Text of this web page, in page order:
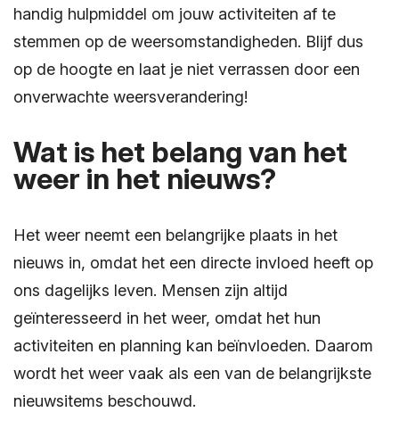
handig hulpmiddel om jouw activiteiten af te
stemmen op de weersomstandigheden. Blijf dus
op de hoogte en laat je niet verrassen door een
onverwachte weersverandering!
Wat is het belang van het
weer in het nieuws?
Het weer neemt een belangrijke plaats in het
nieuws in, omdat het een directe invloed heeft op
ons dagelijks leven. Mensen zijn altijd
geïnteresseerd in het weer, omdat het hun
activiteiten en planning kan beïnvloeden. Daarom
wordt het weer vaak als een van de belangrijkste
nieuwsitems beschouwd.